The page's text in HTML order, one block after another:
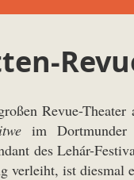
Revue-
im Dortmunder
des Lehár-
verleiht, ist diesmal